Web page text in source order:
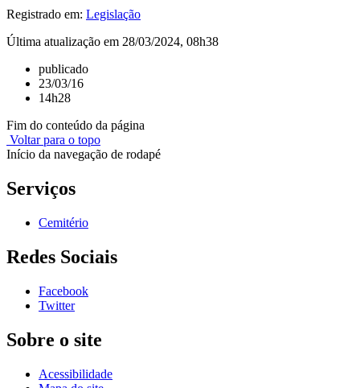
Registrado em: Legislação
Última atualização em 28/03/2024, 08h38
publicado
23/03/16
14h28
Fim do conteúdo da página
Voltar para o topo
Início da navegação de rodapé
Serviços
Cemitério
Redes Sociais
Facebook
Twitter
Sobre o site
Acessibilidade